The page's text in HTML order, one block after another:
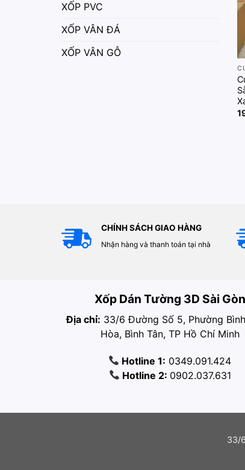
XỐP PVC
XỐP VÂN ĐÁ
XỐP VÂN GỖ
CHÍNH SÁCH GIAO HÀNG
Nhận hàng và thanh toán tại nhà
Xốp Dán Tường 3D Sài Gòn
Địa chỉ: 33/6 Đường Số 5, Phường
Hòa, Bình Tân, TP Hồ Chí Minh
Hotline 1: 0349.091.424
Hotline 2: 0902.037.631
33/